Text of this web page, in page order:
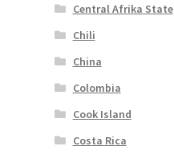
Central Afrika State
Chili
China
Colombia
Cook Island
Costa Rica